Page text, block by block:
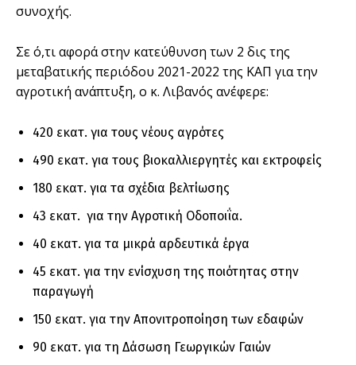
συνοχής.
Σε ό,τι αφορά στην κατεύθυνση των 2 δις της
μεταβατικής περιόδου 2021-2022 της ΚΑΠ για την
αγροτική ανάπτυξη, ο κ. Λιβανός ανέφερε:
420 εκατ. για τους νέους αγρότες
490 εκατ. για τους βιοκαλλιεργητές και εκτροφείς
180 εκατ. για τα σχέδια βελτίωσης
43 εκατ. για την Αγροτική Οδοποιΐα.
40 εκατ. για τα μικρά αρδευτικά έργα
45 εκατ. για την ενίσχυση της ποιότητας στην
παραγωγή
150 εκατ. για την Απονιτροποίηση των εδαφών
90 εκατ. για τη Δάσωση Γεωργικών Γαιών